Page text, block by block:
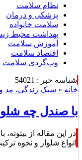
نظام سلامت
پزشکی و درمان
سلامت خانواده
بهداشت محیط
آموزش سلامت
اقتصاد سلامت
وب‌گردی سلامت
شناسه خبر : 54021
خانه » سبک زندگی، مد
با صندل چه
در این مقاله از
انواع شلوار و نحوه